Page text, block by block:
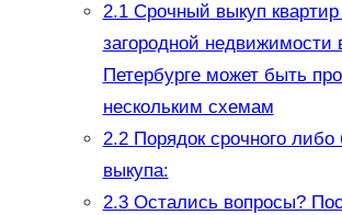
2.1Срочный выкуп
загородной недвижимости
Петербурге может быть
нескольким схемам
2.2Порядок срочного либо
выкупа:
2.3Остались вопросы?